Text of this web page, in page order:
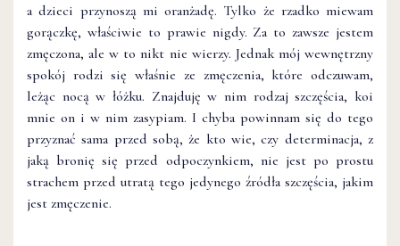
a dzieci przynoszą mi oranżadę. Tylko że rzadko miewam
gorączkę, właściwie to prawie nigdy. Za to zawsze jestem
zmęczona, ale w to nikt nie wierzy. Jednak mój wewnętrzny
spokój rodzi się właśnie ze zmęczenia, które odczuwam,
leżąc nocą w łóżku. Znajduję w nim rodzaj szczęścia, koi
mnie on i w nim zasypiam. I chyba powinnam się do tego
przyznać sama przed sobą, że kto wie, czy deter­minacja, z
jaką bronię się przed odpoczynkiem, nie jest po prostu
strachem przed utratą tego jedynego źródła szczęścia, jakim
jest zmęczenie.